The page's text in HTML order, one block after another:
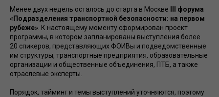
Менее двух недель осталось до старта в Москве III форума
«Подразделения транспортной безопасности: на первом
рубеже» . К настоящему моменту сформирован проект
программы, в котором запланированы выступления более
20 спикеров, представляющих ФОИВы и подведомственные
им структуры, транспортные предприятия, образовательные
организации и общественные объединения, ПТБ, а также
отраслевые эксперты.
Порядок, тайминг и темы выступлений уточняются, поэтому